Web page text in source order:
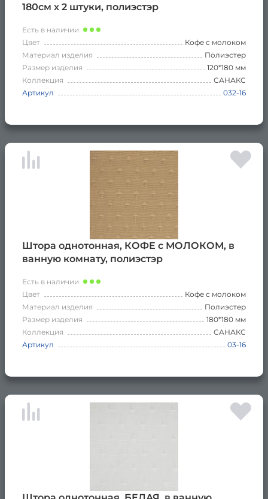
180см х 2 штуки, полиэстэр
Есть в наличии
Цвет
Кофе с молоком
Материал изделия
Полиэстер
Размер изделия
120*180 мм
Коллекция
САНАКС
Артикул
032-16
Штора однотонная, КОФЕ с МОЛОКОМ, в
ванную комнату, полиэстэр
Есть в наличии
Цвет
Кофе с молоком
Материал изделия
Полиэстер
Размер изделия
180*180 мм
Коллекция
САНАКС
Артикул
03-16